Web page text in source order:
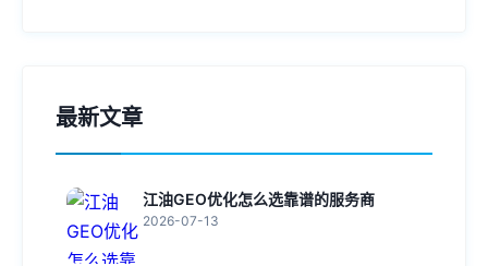
最新文章
江油GEO优化怎么选靠谱的服务商
2026-07-13